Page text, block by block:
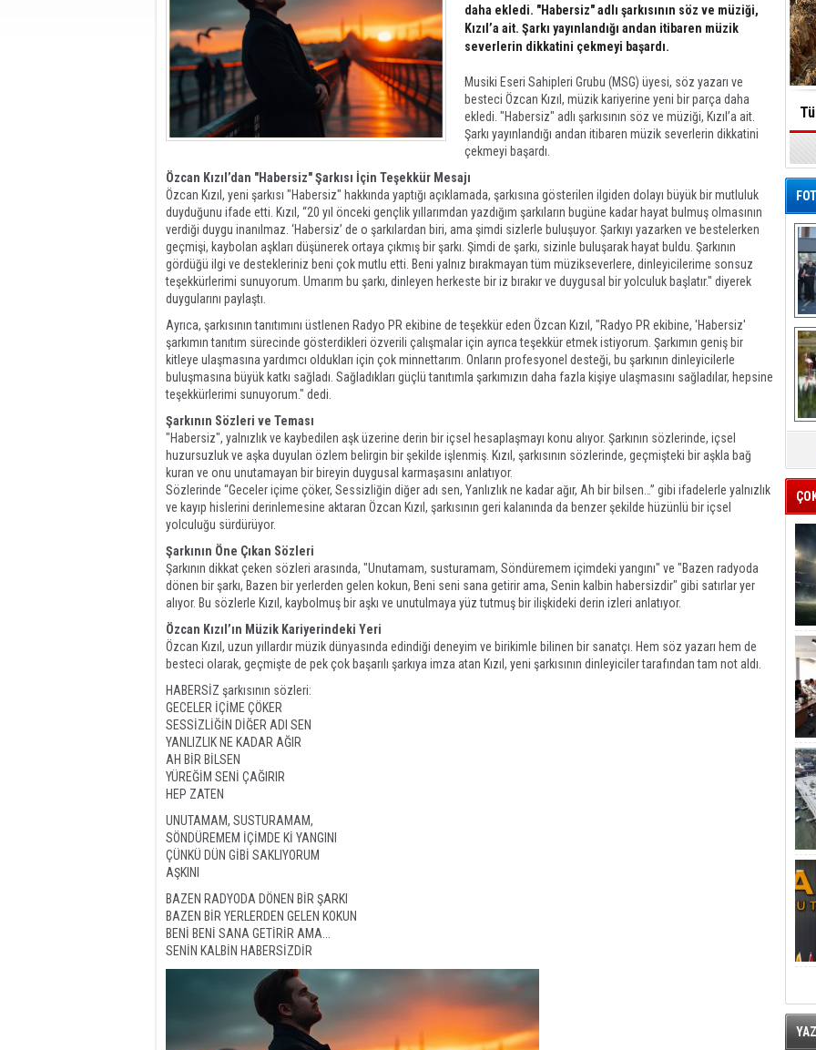
daha ekledi. "Habersiz" adlı şarkısının söz ve müziği,
Kızıl’a ait. Şarkı yayınlandığı andan itibaren müzik
severlerin dikkatini çekmeyi başardı.
Musiki Eseri Sahipleri Grubu (MSG) üyesi, söz yazarı ve
besteci Özcan Kızıl, müzik kariyerine yeni bir parça daha
ekledi. "Habersiz" adlı şarkısının söz ve müziği, Kızıl’a ait.
Şarkı yayınlandığı andan itibaren müzik severlerin dikkatini
çekmeyi başardı.
Özcan Kızıl’dan "Habersiz" Şarkısı İçin Teşekkür Mesajı
Özcan Kızıl, yeni şarkısı "Habersiz" hakkında yaptığı açıklamada, şarkısına gösterilen ilgiden dolayı büyük bir mutluluk
duyduğunu ifade etti. Kızıl, “20 yıl önceki gençlik yıllarımdan yazdığım şarkıların bugüne kadar hayat bulmuş olmasının
verdiği duygu inanılmaz. ‘Habersiz’ de o şarkılardan biri, ama şimdi sizlerle buluşuyor. Şarkıyı yazarken ve bestelerken
geçmişi, kaybolan aşkları düşünerek ortaya çıkmış bir şarkı. Şimdi de şarkı, sizinle buluşarak hayat buldu. Şarkının
gördüğü ilgi ve destekleriniz beni çok mutlu etti. Beni yalnız bırakmayan tüm müzikseverlere, dinleyicilerime sonsuz
teşekkürlerimi sunuyorum. Umarım bu şarkı, dinleyen herkeste bir iz bırakır ve duygusal bir yolculuk başlatır." diyerek
duygularını paylaştı.
Ayrıca, şarkısının tanıtımını üstlenen Radyo PR ekibine de teşekkür eden Özcan Kızıl, "Radyo PR ekibine, 'Habersiz'
şarkımın tanıtım sürecinde gösterdikleri özverili çalışmalar için ayrıca teşekkür etmek istiyorum. Şarkımın geniş bir
kitleye ulaşmasına yardımcı oldukları için çok minnettarım. Onların profesyonel desteği, bu şarkının dinleyicilerle
buluşmasına büyük katkı sağladı. Sağladıkları güçlü tanıtımla şarkımızın daha fazla kişiye ulaşmasını sağladılar, hepsine
teşekkürlerimi sunuyorum." dedi.
Şarkının Sözleri ve Teması
"Habersiz", yalnızlık ve kaybedilen aşk üzerine derin bir içsel hesaplaşmayı konu alıyor. Şarkının sözlerinde, içsel
huzursuzluk ve aşka duyulan özlem belirgin bir şekilde işlenmiş. Kızıl, şarkısının sözlerinde, geçmişteki bir aşkla bağ
kuran ve onu unutamayan bir bireyin duygusal karmaşasını anlatıyor.
Sözlerinde “Geceler içime çöker, Sessizliğin diğer adı sen, Yanlızlık ne kadar ağır, Ah bir bilsen…” gibi ifadelerle yalnızlık
ve kayıp hislerini derinlemesine aktaran Özcan Kızıl, şarkısının geri kalanında da benzer şekilde hüzünlü bir içsel
yolculuğu sürdürüyor.
Şarkının Öne Çıkan Sözleri
Şarkının dikkat çeken sözleri arasında, "Unutamam, susturamam, Söndüremem içimdeki yangını" ve "Bazen radyoda
dönen bir şarkı, Bazen bir yerlerden gelen kokun, Beni seni sana getirir ama, Senin kalbin habersizdir" gibi satırlar yer
alıyor. Bu sözlerle Kızıl, kaybolmuş bir aşkı ve unutulmaya yüz tutmuş bir ilişkideki derin izleri anlatıyor.
Özcan Kızıl’ın Müzik Kariyerindeki Yeri
Özcan Kızıl, uzun yıllardır müzik dünyasında edindiği deneyim ve birikimle bilinen bir sanatçı. Hem söz yazarı hem de
besteci olarak, geçmişte de pek çok başarılı şarkıya imza atan Kızıl, yeni şarkısının dinleyiciler tarafından tam not aldı.
HABERSİZ şarkısının sözleri:
GECELER İÇİME ÇÖKER
SESSİZLİĞİN DİĞER ADI SEN
YANLIZLIK NE KADAR AĞIR
AH BİR BİLSEN
YÜREĞİM SENİ ÇAĞIRIR
HEP ZATEN
UNUTAMAM, SUSTURAMAM,
SÖNDÜREMEM İÇİMDE Kİ YANGINI
ÇÜNKÜ DÜN GİBİ SAKLIYORUM
AŞKINI
BAZEN RADYODA DÖNEN BİR ŞARKI
BAZEN BİR YERLERDEN GELEN KOKUN
BENİ BENİ SANA GETİRİR AMA...
SENİN KALBİN HABERSİZDİR